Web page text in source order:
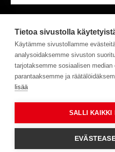
Haluatko saada uutisia
Tilaa meidän uutiskirje!
Kemiönsaaren
Tietoa sivustolla
Käytämme sivustollamme
analysoidaksemme sivuston
tarjotaksemme sosiaalisen
parantaaksemme ja
lisää
SALLI KAIKKI